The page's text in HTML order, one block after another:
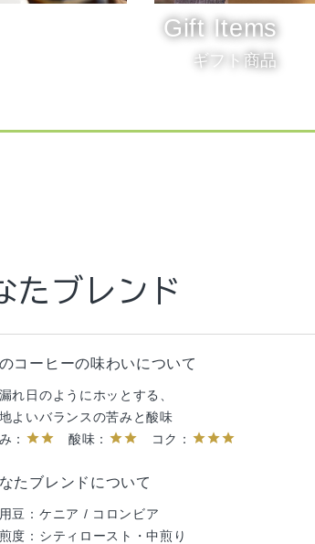
Gift Items
ギフト商品
たブレンド
コーヒーの味わいについて
れ日のようにホッとする、
よいバランスの苦みと酸味
： starstar 酸味： starstar コク： starstarstar
たブレンドについて
豆：ケニア / コロンビア
度：シティロースト・中煎り
ぎブレンド
コーヒーの味わいについて
甘味をお供に、いつもよりゆっくり。
なビター感
： starstar star酸味：star コク：starstar
ぎブレンドについて
豆：ブラジル /コロンビア / エチオピア
度：フルシティロースト・中深煎り
ばブレンド
コーヒーの味わいについて
ちご畑と広がる空を連想させるような、優しい酸味
： star酸味：starstarstarコク：
豆：エチオピア / ケニア
度：ミディアムロースト・浅煎り
い：優しい酸味